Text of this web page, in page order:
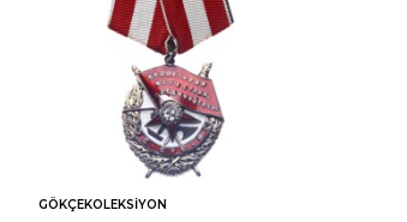
Sepete
Ekle
GÖKÇEKOLEKSIYON